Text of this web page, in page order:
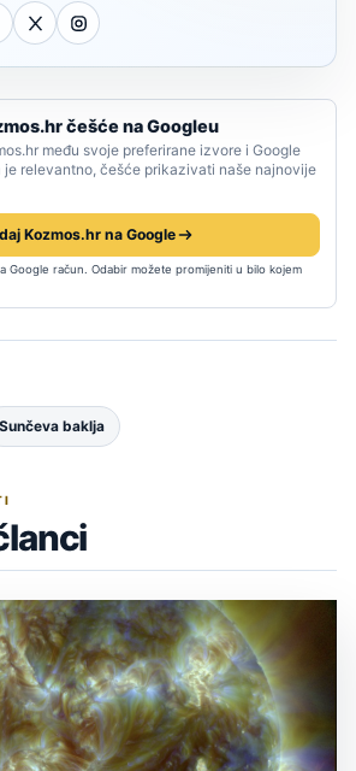
češće na Googleu
među svoje preferirane izvore i Google
je relevantno, češće prikazivati naše najnovije
Kozmos.hr na Google
Google račun. Odabir možete promijeniti u bilo kojem
Sunčeva baklja